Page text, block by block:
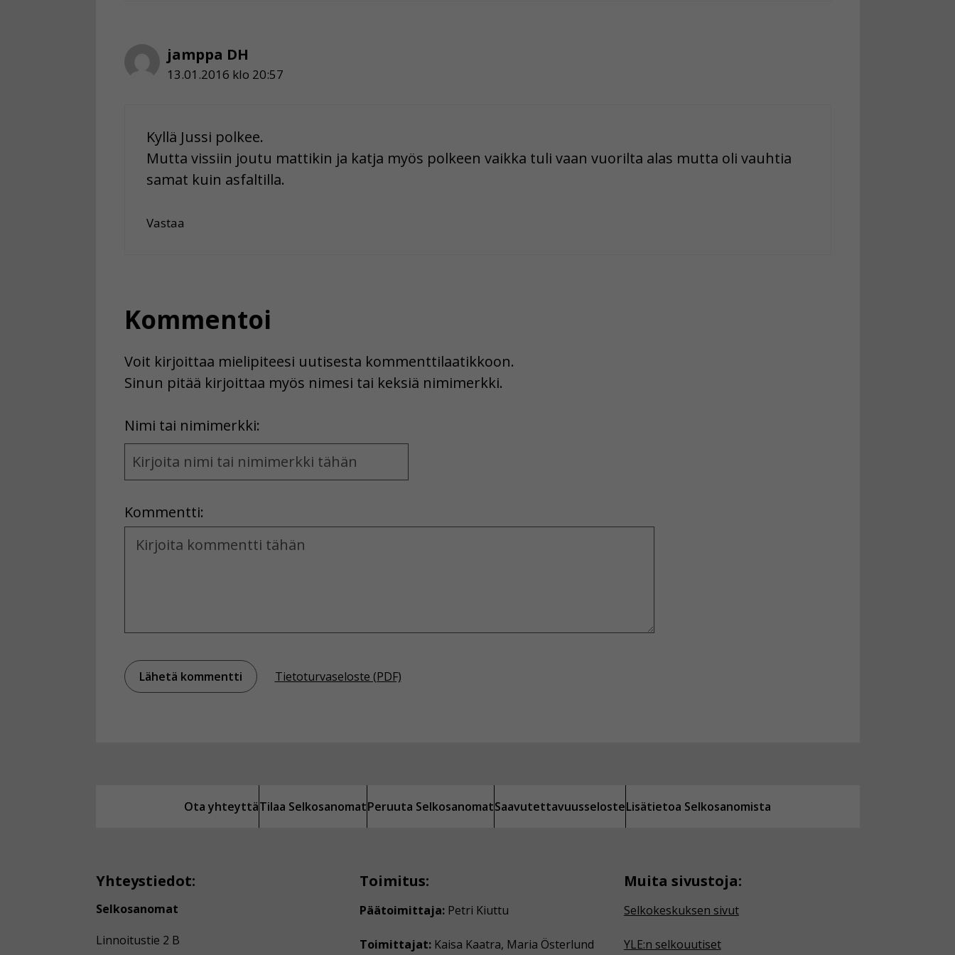
jamppa DH
13.01.2016 klo 20:57
Kyllä Jussi polkee.
Mutta vissiin joutu mattikin ja katja myös polkeen vaikka tuli vaan vuorilta alas mutta oli vauhtia
samat kuin asfaltilla.
Vastaa
Kommentoi
Voit kirjoittaa mielipiteesi uutisesta kommenttilaatikkoon.
Sinun pitää kirjoittaa myös nimesi tai keksiä nimimerkki.
Nimi tai nimimerkki:
Name
and
Kommentti:
Kommentti
Tietoturvaseloste (PDF)
Ota yhteyttäTilaa SelkosanomatPeruuta SelkosanomatSaavutettavuusselosteLisätietoa Selkosanomista
Yhteystiedot:
Selkosanomat
Linnoitustie 2 B
Toimitus:
Päätoimittaja: Petri Kiuttu
Toimittajat: Kaisa Kaatra, Maria Österlund
Muita sivustoja:
Selkokeskuksen sivut
YLE:n selkouutiset